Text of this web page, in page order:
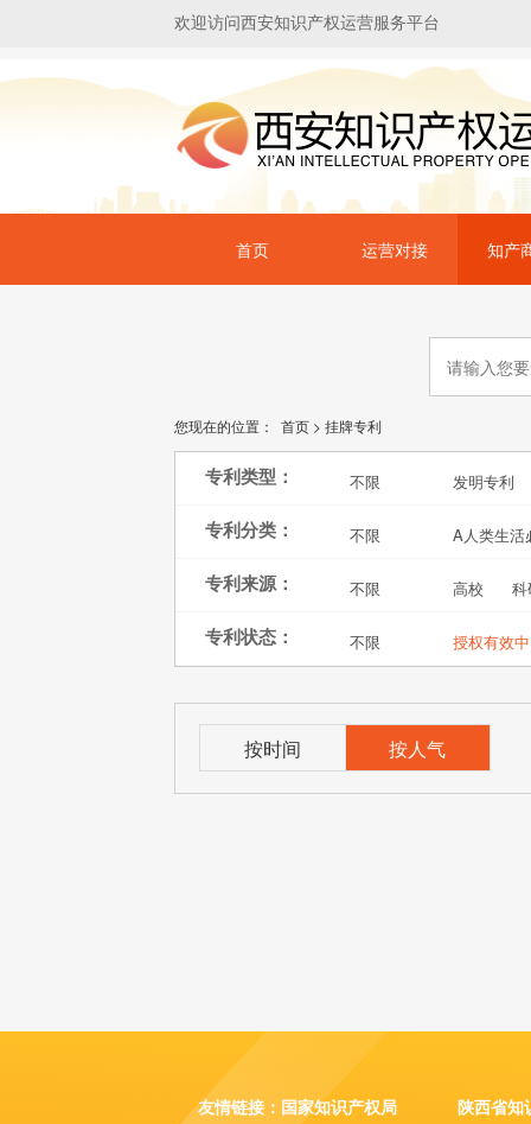
欢迎访问西安知识产权运营服务平台
首页 运营对接 知产
您现在的位置： 首页> 挂牌专利
专利类型： 不限 发明专利
专利分类： 不限 A人类生活
专利来源： 不限 高校 科
专利状态： 不限 授权有效中
按时间 按人气
友情链接： 国家知识产权局 陕西省知